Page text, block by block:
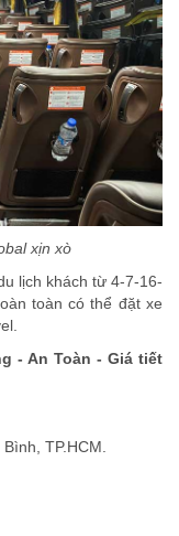
xịn xò
lịch khách từ 4-7-16-
toàn có thể đặt xe
- An Toàn - Giá tiết
TP.HCM.